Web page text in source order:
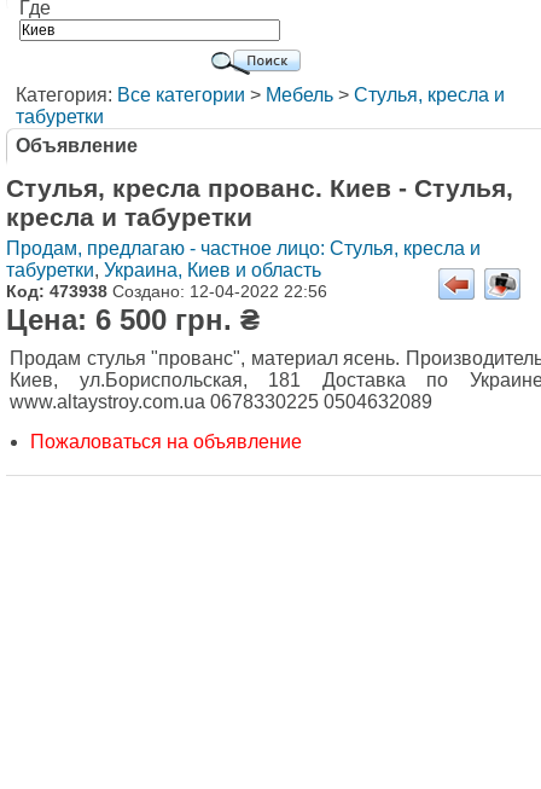
Где
Категория: Все категории > Мебель > Стулья, кресла и
табуретки
Объявление
Стулья, кресла прованс. Киев - Стулья,
кресла и табуретки
Продам, предлагаю - частное лицо: Стулья, кресла и
табуретки, Украина, Киев и область
Код: 473938 Создано: 12-04-2022 22:56
Цена: 6 500 грн. ₴
Продам стулья "прованс", материал ясень.
Киев, ул.Бориспольская, 181 Доставка по
www.altaystroy.com.ua 0678330225 0504632089
Пожаловаться на объявление